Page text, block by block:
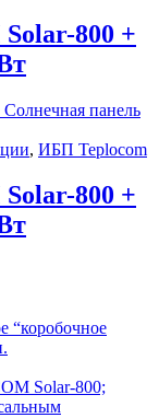
800 +
, ИБП Teplocom
800 +
“коробочное
Solar-800;